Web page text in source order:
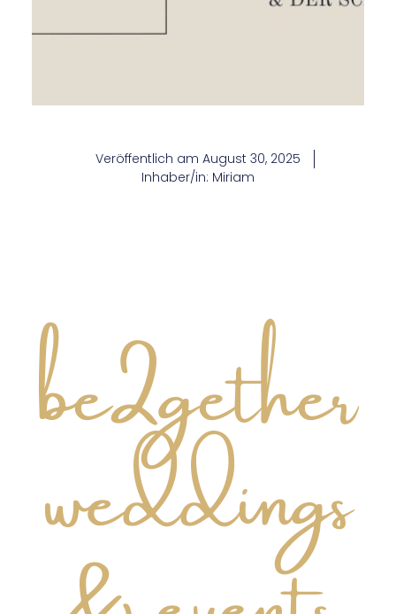
Veröffentlich am August 30, 2025
Inhaber/in: Miriam
be2gether
weddings